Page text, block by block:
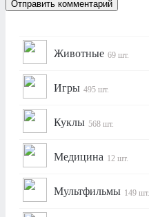
Животные 69 шт.
Игры 495 шт.
Куклы 568 шт.
Медицина 12 шт.
Мультфильмы 149 шт.